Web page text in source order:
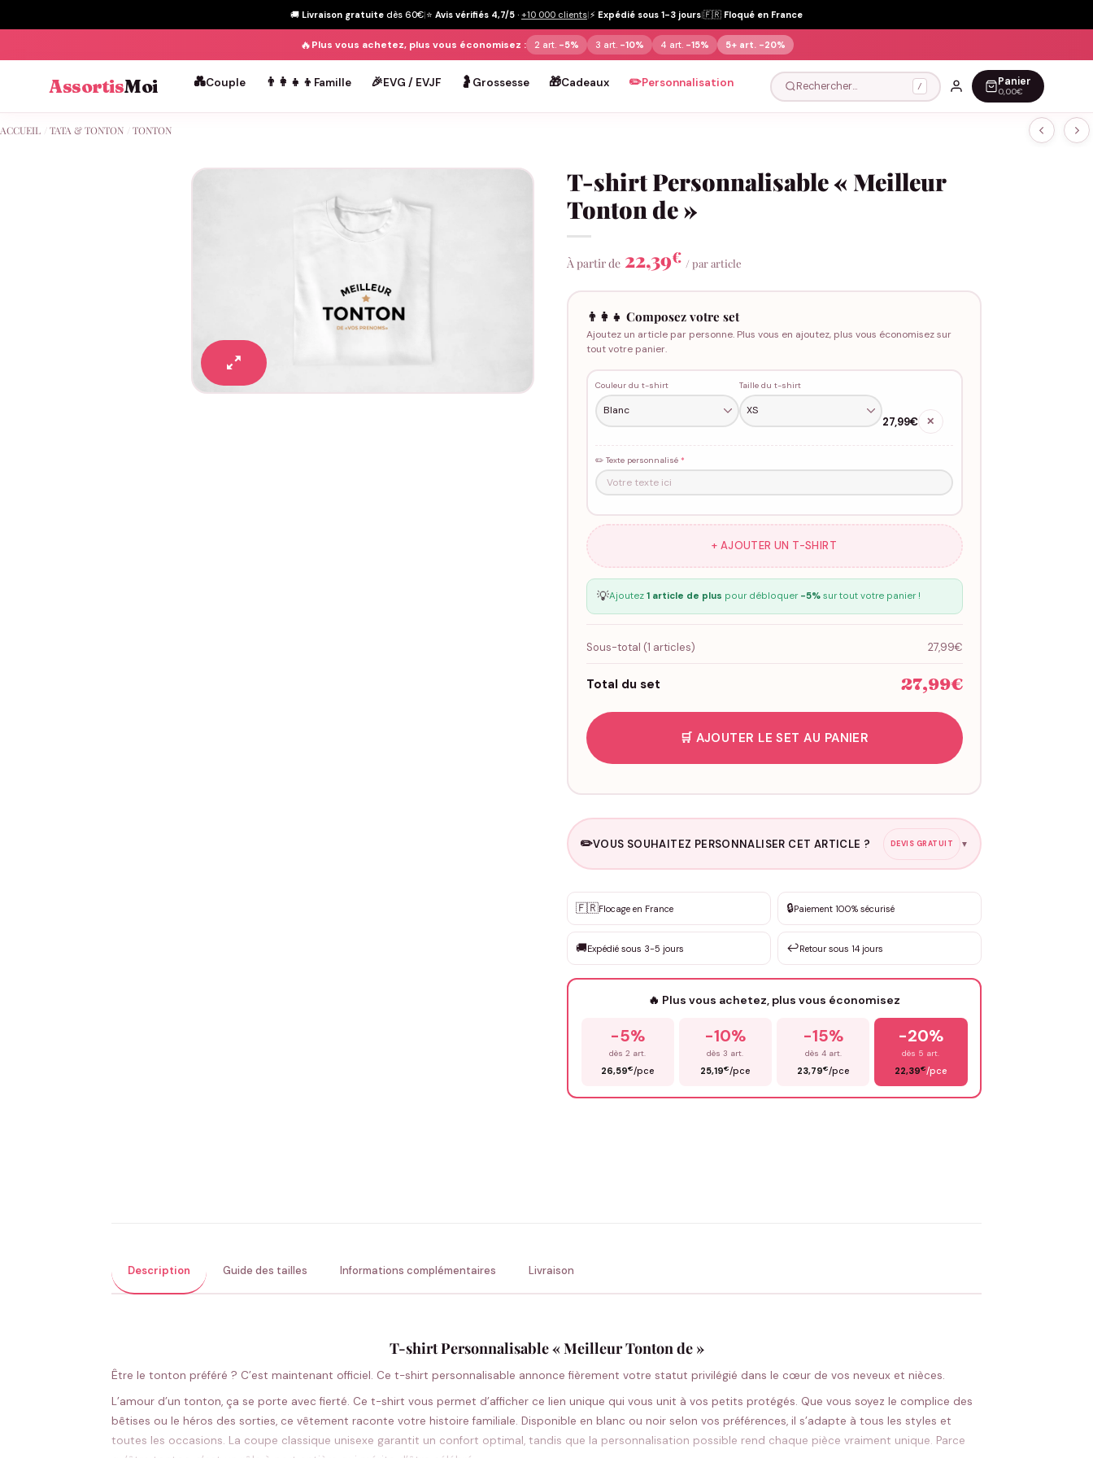
🚚 Livraison gratuite dès 60€|⭐ Avis vérifiés 4,7/5 · +10 000 clients|⚡ Expédié sous 1-3 jours|🇫🇷 Floqué en France
🔥Plus vous achetez, plus vous économisez : 2 art. -5% 3 art. -10% 4 art. -15% 5+ art. -20%
AssortisMoi 💑Couple 👨‍👩‍👧‍👦 Famille 🎉EVG / EVJF 🤰 Grossesse 🎁Cadeaux ✏️Personnalisation Rechercher… / Panier
0,00€
ACCUEIL TATA & TONTON TONTON
T-shirt Personnalisable « Meilleur
Tonton de »
À partir de 22,39€ / par article
👨‍👩‍👧 Composez votre set
Ajoutez un article par personne. Plus vous en ajoutez, plus vous économisez sur
tout votre panier.
Couleur du t-shirt Taille du t-shirt
27,99€ ✕
✏️ Texte personnalisé *
+ AJOUTER UN T-SHIRT
💡Ajoutez 1 article de plus pour débloquer -5%sur tout votre panier !
Sous-total (1 articles) 27,99€
Total du set 27,99€
🛒 AJOUTER LE SET AU PANIER
✏️VOUS SOUHAITEZ PERSONNALISER CET ARTICLE ? DEVIS GRATUIT ▼
✨ Personnalisation sur mesure
DEVIS GRATUIT · Personnalisation de 3 à 10€ selon la demande
Que souhaitez-vous ?
🇫🇷Flocage en France 🔒Paiement 100% sécurisé
🚚Expédié sous 3-5 jours ↩️Retour sous 14 jours
🔥 Plus vous achetez, plus vous économisez
-5%
dès 2 art.
26,59€/pce
-10%
dès 3 art.
25,19€/pce
-15%
dès 4 art.
23,79€/pce
-20%
dès 5 art.
22,39€/pce
Description Guide des tailles Informations complémentaires Livraison
T-shirt Personnalisable « Meilleur Tonton de »
Être le tonton préféré ? C’est maintenant officiel. Ce t-shirt personnalisable annonce fièrement votre statut privilégié dans le cœur de vos neveux et nièces.
L’amour d’un tonton, ça se porte avec fierté. Ce t-shirt vous permet d’afficher ce lien unique qui vous unit à vos petits protégés. Que vous soyez le complice des
bêtises ou le héros des sorties, ce vêtement raconte votre histoire familiale. Disponible en blanc ou noir selon vos préférences, il s’adapte à tous les styles et
toutes les occasions. La coupe classique unisexe garantit un confort optimal, tandis que la personnalisation possible rend chaque pièce vraiment unique. Parce